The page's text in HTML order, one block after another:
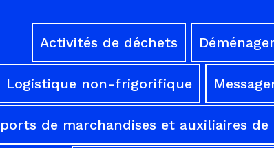
Activités de déchets
Logistique non-frigorifique
de marchandises et auxiliaires